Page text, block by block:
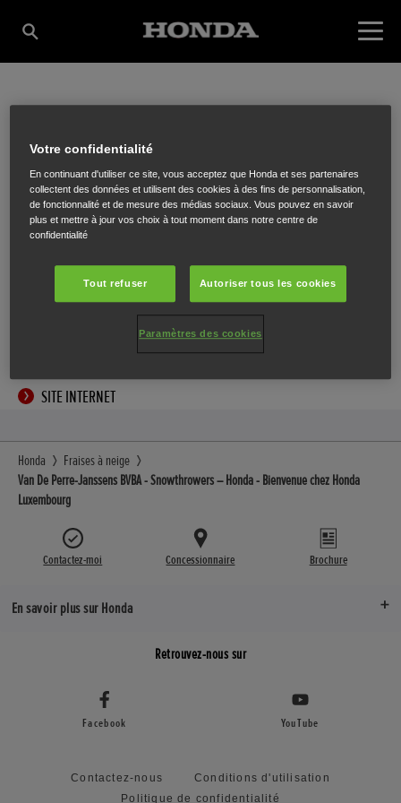
VAN DE PERRE-
JANSSENS BVBA
Veldenstraat 24,Retie,2470
SITE INTERNET
Honda
Fraises à neige
Van De Perre-Janssens BVBA - Snowthrowers – Honda - Bienvenue chez Honda
Luxembourg
Contactez-moi Concessionnaire Brochure
En savoir plus sur Honda
Retrouvez-nous sur
Facebook YouTube
Contactez-nous
Conditions d'utilisation
Politique de confidentialité
Votre confidentialité
En continuant d'utiliser ce site, vous acceptez que Honda et ses partenaires
collectent des données et utilisent des cookies à des fins de personnalisation,
de fonctionnalité et de mesure des médias sociaux. Vous pouvez en savoir
plus et mettre à jour vos choix à tout moment dans notre centre de
confidentialité
Tout refuser Autoriser tous les cookies
Paramètres des cookies